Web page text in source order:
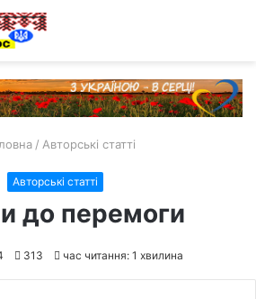
/ Авторські статті
Авторські статті
до перемоги
313 час читання: 1 хвилина